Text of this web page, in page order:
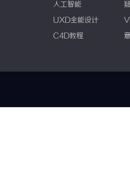
人工智能
UXD全能设计
C4D教程